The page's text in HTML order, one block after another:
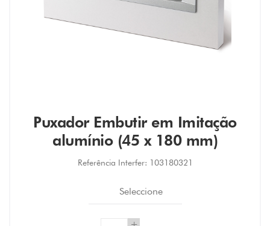
Puxador Embutir em Imitação
alumínio (45 x 180 mm)
Referência Interfer: 103180321
Seleccione